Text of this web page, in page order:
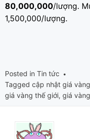
80,000,000/lượng.
1,500,000/lượng.
Posted in Tin tức
Tagged cập nhật giá vàng
giá vàng thế giới, giá